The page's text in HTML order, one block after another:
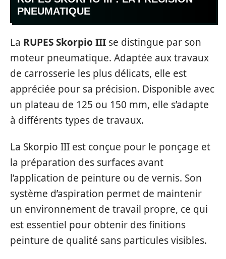
PNEUMATIQUE
La RUPES Skorpio III se distingue par son
moteur pneumatique. Adaptée aux travaux
de carrosserie les plus délicats, elle est
appréciée pour sa précision. Disponible avec
un plateau de 125 ou 150 mm, elle s’adapte
à différents types de travaux.
La Skorpio III est conçue pour le ponçage et
la préparation des surfaces avant
l’application de peinture ou de vernis. Son
système d’aspiration permet de maintenir
un environnement de travail propre, ce qui
est essentiel pour obtenir des finitions
peinture de qualité sans particules visibles.